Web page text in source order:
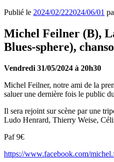
Publié le 2024/02/222024/06/01
Michel Feilner (B),
Blues-sphere),
Vendredi 31/05/2024 à 20h30
Michel Feilner, notre ami de la
saluer une dernière fois le public
Il sera rejoint sur scène par une
Ludo Henrard, Thierry Weise,
Paf 9€
https://www.facebook.com/